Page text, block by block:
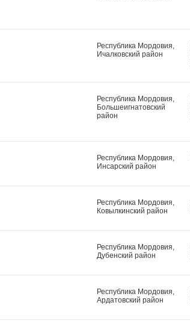
Республика Мордовия,
Ичалковский район
Республика Мордовия,
Большеигнатовский
район
Республика Мордовия,
Инсарский район
Республика Мордовия,
Ковылкинский район
Республика Мордовия,
Дубенский район
Республика Мордовия,
Ардатовский район